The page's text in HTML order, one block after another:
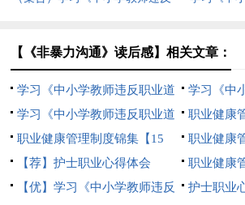
会
【《非暴力沟通》读后感】相关文章：
学习《中小学教师违反职业道
德行为处理办法》心得体会精品
（15篇）
学习《中
德行为处理
选】
学习《中小学教师违反职业道
德行为处理办法》心得体会[大
全15篇]
职业健康
篇】
职业健康管理制度锦集【15
篇】
职业健康
【荐】护士职业心得体会
职业健康
【优】学习《中小学教师违反
护士职业